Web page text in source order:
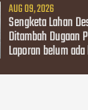
AUG 09, 2026
Sengketa Lahan
Ditambah Dugaan
Laporan belum